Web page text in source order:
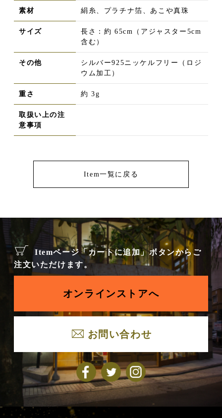
素材 絹糸、プラチナ箔、あこや真珠
サイズ
長さ：約 65cm（アジャスター5cm
含む）
その他
シルバー925ニッケルフリー（ロジ
ウム加工）
重さ 約 3g
取扱い上の注
意事項
Item一覧に戻る
Itemページ「カートに追加」ボタンからご
注文いただけます。
オンラインストアへ
お問い合わせ